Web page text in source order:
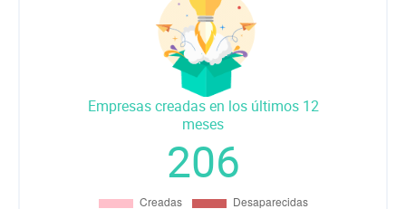
Empresas creadas en los últimos 12
meses
206